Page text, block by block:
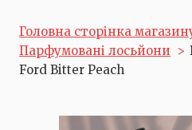
Головна сторінка
Парфумовані лосьйони
Ford Bitter Peach